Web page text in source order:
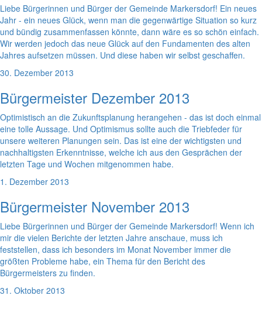
Liebe Bürgerinnen und Bürger der Gemeinde Markersdorf! Ein neues
Jahr - ein neues Glück, wenn man die gegenwärtige Situation so kurz
und bündig zusammenfassen könnte, dann wäre es so schön einfach.
Wir werden jedoch das neue Glück auf den Fundamenten des alten
Jahres aufsetzen müssen. Und diese haben wir selbst geschaffen.
30. Dezember 2013
Bürgermeister Dezember 2013
Optimistisch an die Zukunftsplanung herangehen - das ist doch einmal
eine tolle Aussage. Und Optimismus sollte auch die Triebfeder für
unsere weiteren Planungen sein. Das ist eine der wichtigsten und
nachhaltigsten Erkenntnisse, welche ich aus den Gesprächen der
letzten Tage und Wochen mitgenommen habe.
1. Dezember 2013
Bürgermeister November 2013
Liebe Bürgerinnen und Bürger der Gemeinde Markersdorf! Wenn ich
mir die vielen Berichte der letzten Jahre anschaue, muss ich
feststellen, dass ich besonders im Monat November immer die
größten Probleme habe, ein Thema für den Bericht des
Bürgermeisters zu finden.
31. Oktober 2013